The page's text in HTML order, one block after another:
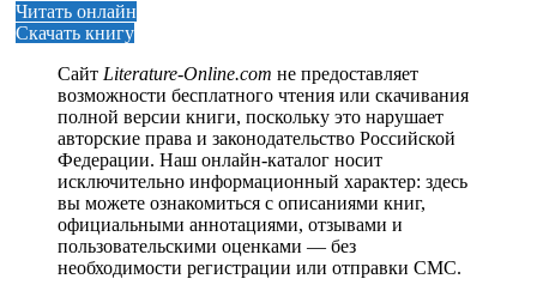
Читать онлайн
Скачать книгу
Сайт Literature-Online.com не предоставляет
возможности бесплатного чтения или скачивания
полной версии книги, поскольку это нарушает
авторские права и законодательство Российской
Федерации. Наш онлайн-каталог носит
исключительно информационный характер: здесь
вы можете ознакомиться с описаниями книг,
официальными аннотациями, отзывами и
пользовательскими оценками — без
необходимости регистрации или отправки СМС.